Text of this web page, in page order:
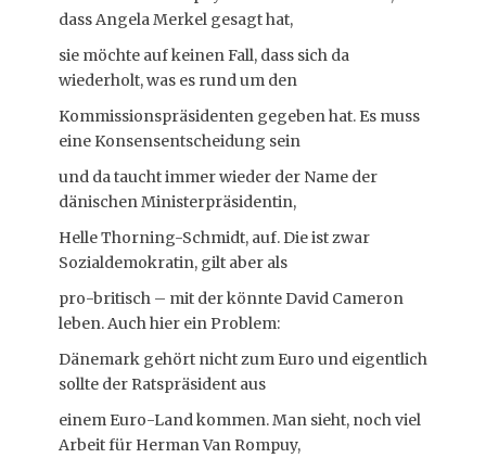
dass Angela Merkel gesagt hat,
sie möchte auf keinen Fall, dass sich da
wiederholt, was es rund um den
Kommissionspräsidenten gegeben hat. Es muss
eine Konsensentscheidung sein
und da taucht immer wieder der Name der
dänischen Ministerpräsidentin,
Helle Thorning-Schmidt, auf. Die ist zwar
Sozialdemokratin, gilt aber als
pro-britisch – mit der könnte David Cameron
leben. Auch hier ein Problem:
Dänemark gehört nicht zum Euro und eigentlich
sollte der Ratspräsident aus
einem Euro-Land kommen. Man sieht, noch viel
Arbeit für Herman Van Rompuy,